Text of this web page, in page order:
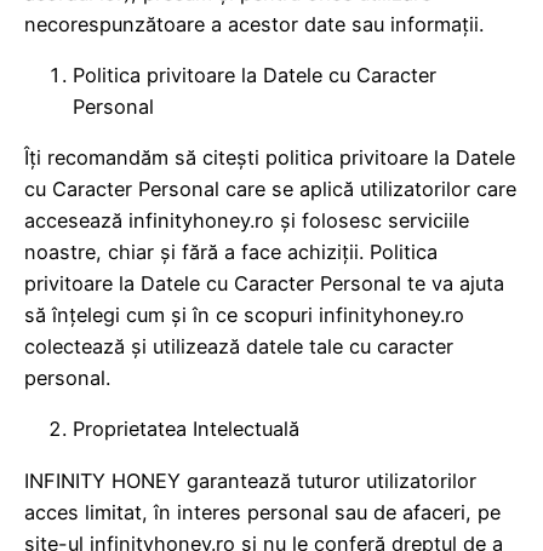
necorespunzătoare a acestor date sau informații.
Politica privitoare la Datele cu Caracter
Personal
Îți recomandăm să citești politica privitoare la Datele
cu Caracter Personal care se aplică utilizatorilor care
accesează infinityhoney.ro și folosesc serviciile
noastre, chiar și fără a face achiziții. Politica
privitoare la Datele cu Caracter Personal te va ajuta
să înțelegi cum și în ce scopuri infinityhoney.ro
colectează și utilizează datele tale cu caracter
personal.
Proprietatea Intelectuală
INFINITY HONEY garantează tuturor utilizatorilor
acces limitat, în interes personal sau de afaceri, pe
site-ul infinityhoney.ro și nu le conferă dreptul de a